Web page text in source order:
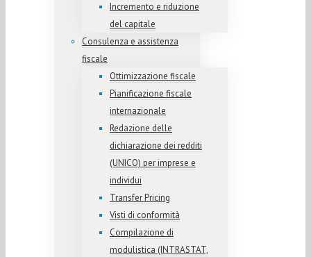
Incremento e riduzione
del capitale
Consulenza e assistenza
fiscale
Ottimizzazione fiscale
Pianificazione fiscale
internazionale
Redazione delle
dichiarazione dei redditi
(UNICO) per imprese e
individui
Transfer Pricing
Visti di conformità
Compilazione di
modulistica (INTRASTAT,